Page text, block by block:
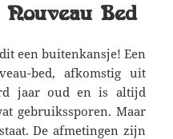
Bed
een buitenkansje! Een
bed, afkomstig uit
jaar oud en is altijd
gebruikssporen. Maar
De afmetingen zijn